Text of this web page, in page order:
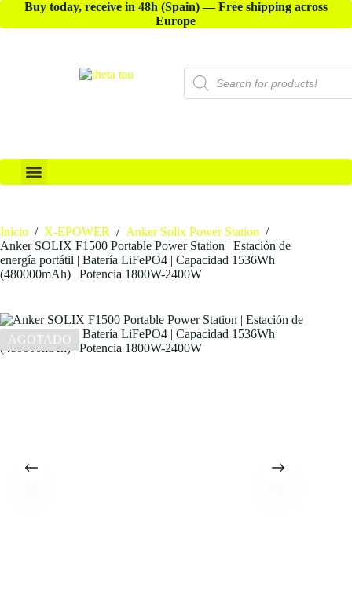
Buy today, receive in 48h (Spain) — Free shipping across
Europe
Inicio / X-EPOWER / Anker Solix Power Station /
Anker SOLIX F1500 Portable Power Station | Estación de
energía portátil | Batería LiFePO4 | Capacidad 1536Wh
(480000mAh) | Potencia 1800W-2400W
AGOTADO